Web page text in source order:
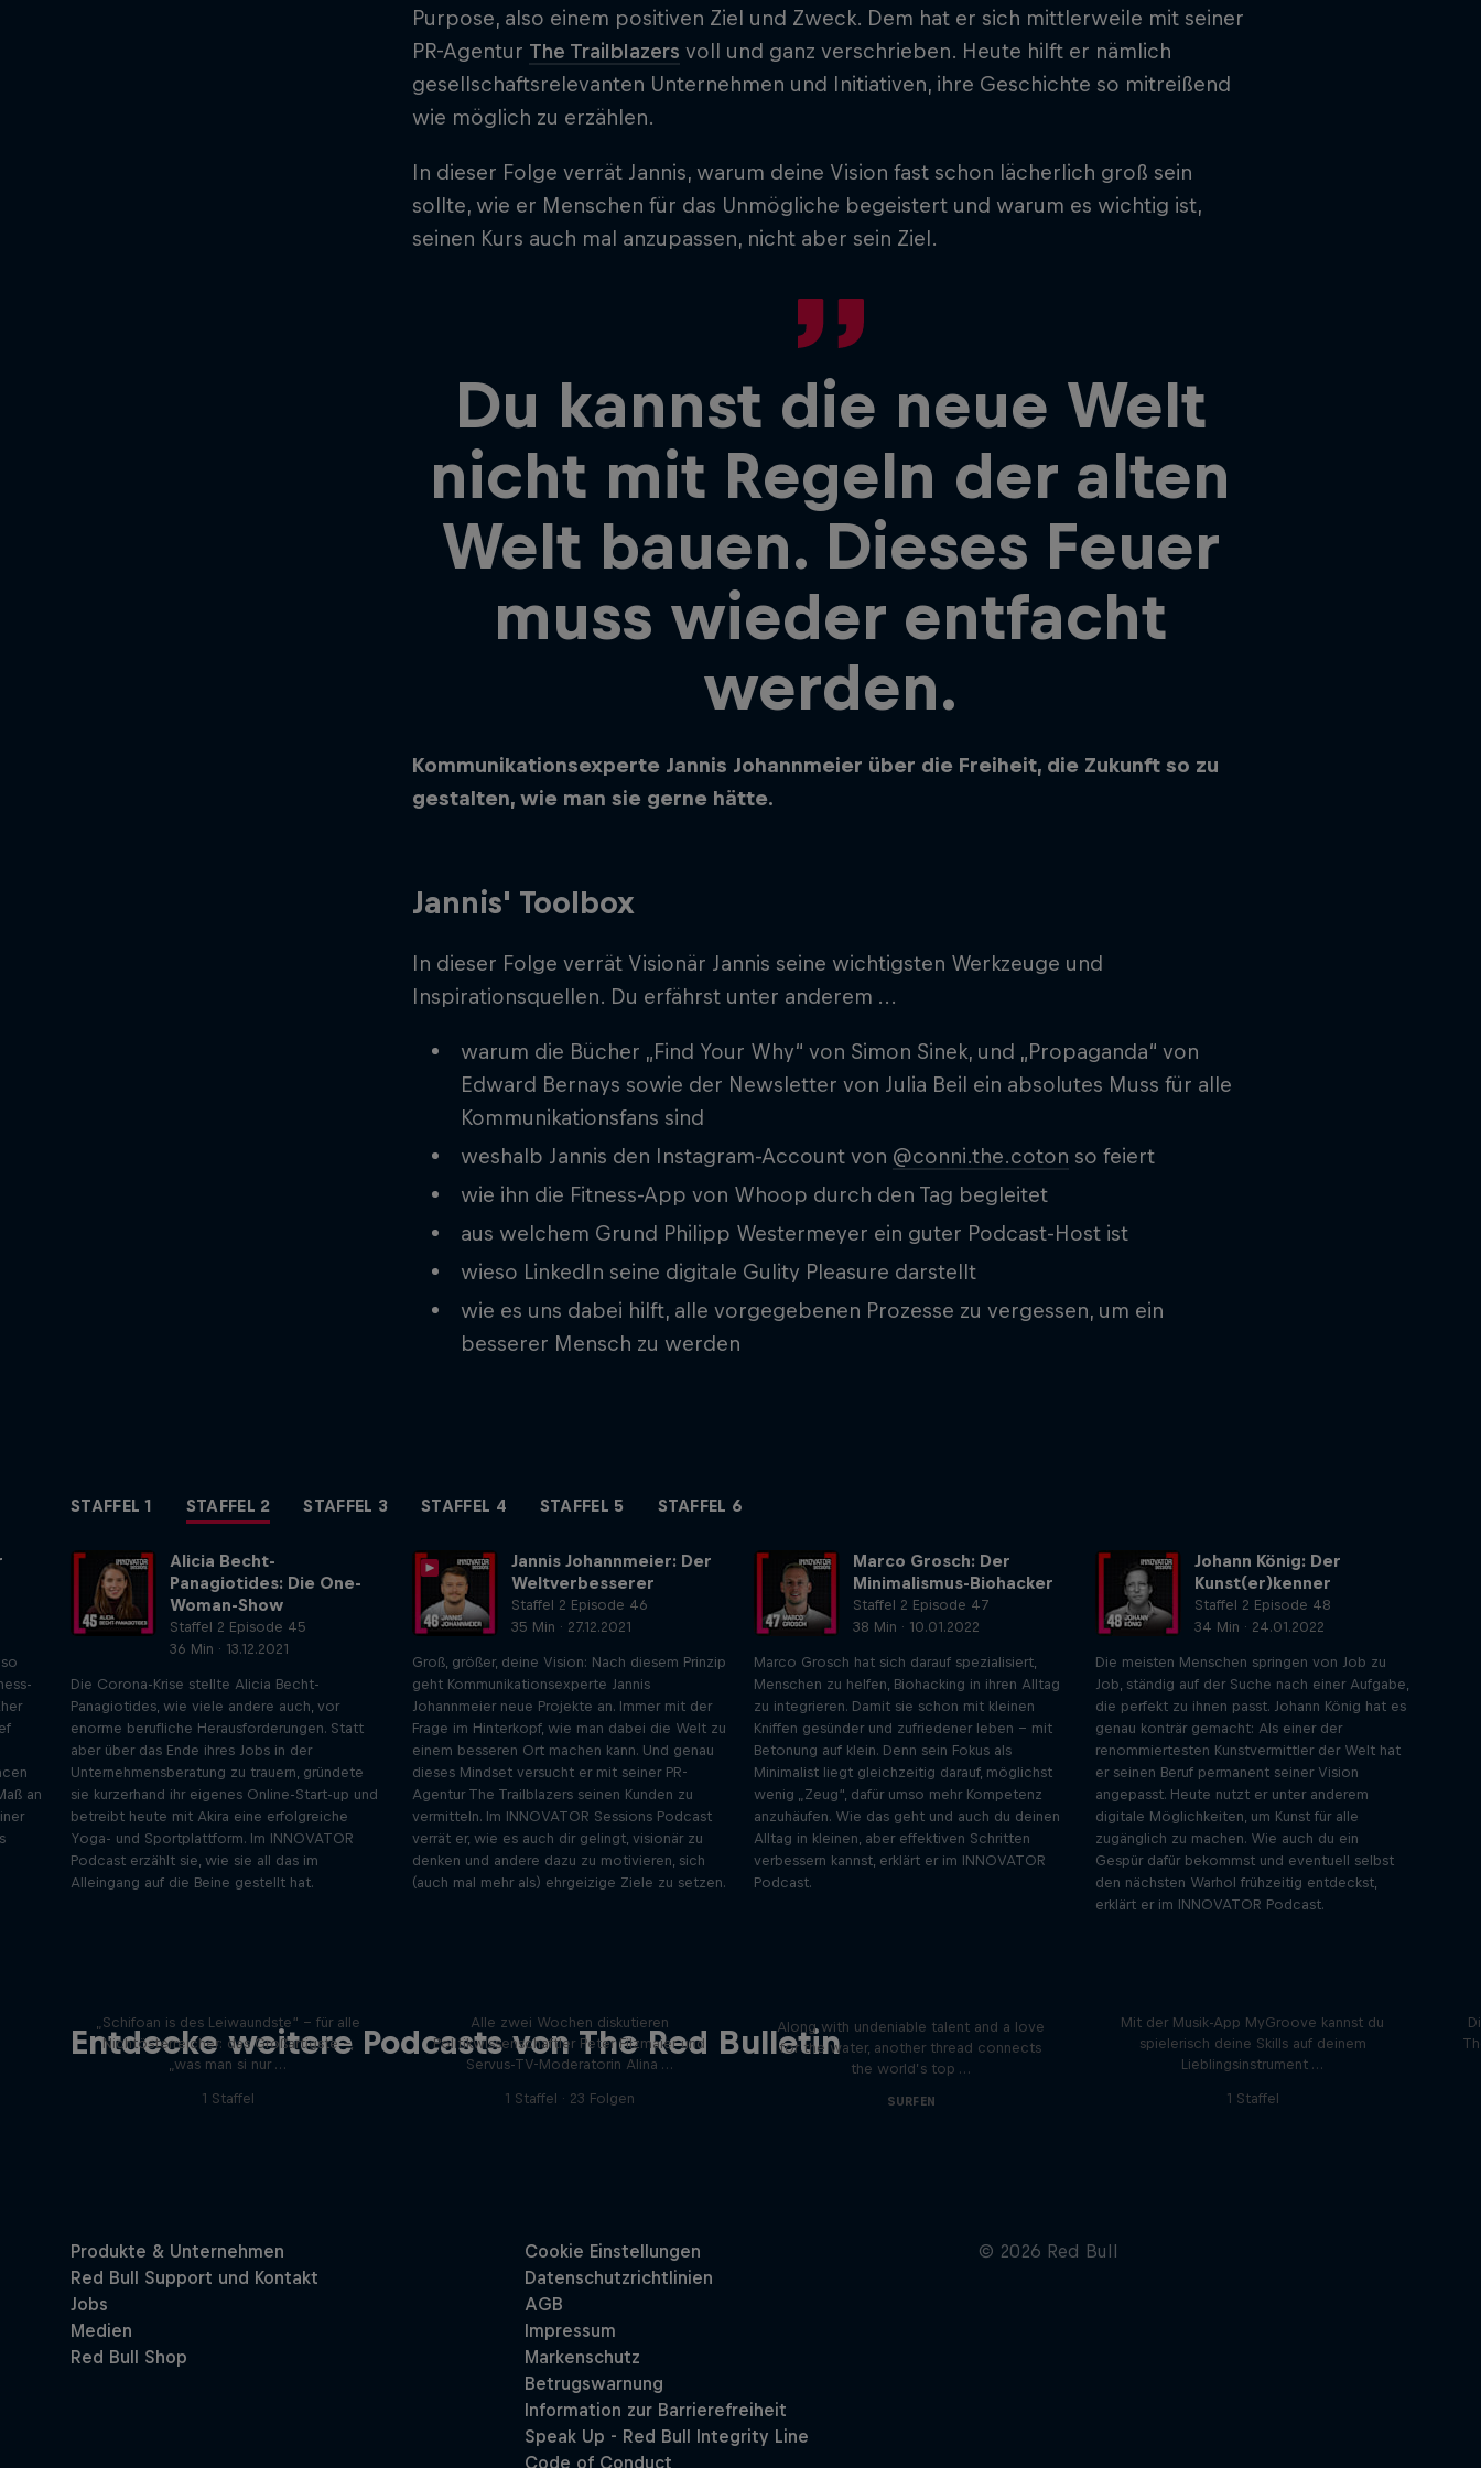
Purpose, also einem positiven Ziel und Zweck. Dem hat er sich mittlerweile mit seiner
PR-Agentur The Trailblazers voll und ganz verschrieben. Heute hilft er nämlich
gesellschaftsrelevanten Unternehmen und Initiativen, ihre Geschichte so mitreißend
wie möglich zu erzählen.
In dieser Folge verrät Jannis, warum deine Vision fast schon lächerlich groß sein
sollte, wie er Menschen für das Unmögliche begeistert und warum es wichtig ist,
seinen Kurs auch mal anzupassen, nicht aber sein Ziel.
Du kannst die neue Welt
nicht mit Regeln der alten
Welt bauen. Dieses Feuer
muss wieder entfacht
werden.
Kommunikationsexperte Jannis Johannmeier über die Freiheit, die Zukunft so zu
gestalten, wie man sie gerne hätte.
Jannis' Toolbox
In dieser Folge verrät Visionär Jannis seine wichtigsten Werkzeuge und
Inspirationsquellen. Du erfährst unter anderem ...
warum die Bücher „Find Your Why“ von Simon Sinek, und „Propaganda“ von
Edward Bernays sowie der Newsletter von Julia Beil ein absolutes Muss für alle
Kommunikationsfans sind
weshalb Jannis den Instagram-Account von @conni.the.coton so feiert
wie ihn die Fitness-App von Whoop durch den Tag begleitet
aus welchem Grund Philipp Westermeyer ein guter Podcast-Host ist
wieso LinkedIn seine digitale Gulity Pleasure darstellt
wie es uns dabei hilft, alle vorgegebenen Prozesse zu vergessen, um ein
besserer Mensch zu werden
STAFFEL 1 STAFFEL 2 STAFFEL 3 STAFFEL 4 STAFFEL 5 STAFFEL 6
an
Alicia Becht-
Panagiotides: Die One-
Woman-Show
Staffel 2 Episode 45
36 Min · 13.12.2021
Die Corona-Krise stellte Alicia Becht-
Panagiotides, wie viele andere auch, vor
enorme berufliche Herausforderungen. Statt
aber über das Ende ihres Jobs in der
Unternehmensberatung zu trauern, gründete
sie kurzerhand ihr eigenes Online-Start-up und
betreibt heute mit Akira eine erfolgreiche
Yoga- und Sportplattform. Im INNOVATOR
Podcast erzählt sie, wie sie all das im
Alleingang auf die Beine gestellt hat.
Jannis Johannmeier: Der
Weltverbesserer
Staffel 2 Episode 46
35 Min · 27.12.2021
Groß, größer, deine Vision: Nach diesem Prinzip
geht Kommunikationsexperte Jannis
Johannmeier neue Projekte an. Immer mit der
Frage im Hinterkopf, wie man dabei die Welt zu
einem besseren Ort machen kann. Und genau
dieses Mindset versucht er mit seiner PR-
Agentur The Trailblazers seinen Kunden zu
vermitteln. Im INNOVATOR Sessions Podcast
verrät er, wie es auch dir gelingt, visionär zu
denken und andere dazu zu motivieren, sich
(auch mal mehr als) ehrgeizige Ziele zu setzen.
Marco Grosch: Der
Minimalismus-Biohacker
Staffel 2 Episode 47
38 Min · 10.01.2022
Marco Grosch hat sich darauf spezialisiert,
Menschen zu helfen, Biohacking in ihren Alltag
zu integrieren. Damit sie schon mit kleinen
Kniffen gesünder und zufriedener leben – mit
Betonung auf klein. Denn sein Fokus als
Minimalist liegt gleichzeitig darauf, möglichst
wenig „Zeug“, dafür umso mehr Kompetenz
anzuhäufen. Wie das geht und auch du deinen
Alltag in kleinen, aber effektiven Schritten
verbessern kannst, erklärt er im INNOVATOR
Podcast.
Johann König: Der
Kunst(er)kenner
Staffel 2 Episode 48
34 Min · 24.01.2022
Die meisten Menschen springen von Job zu
Job, ständig auf der Suche nach einer Aufgabe,
die perfekt zu ihnen passt. Johann König hat es
genau konträr gemacht: Als einer der
renommiertesten Kunstvermittler der Welt hat
er seinen Beruf permanent seiner Vision
angepasst. Heute nutzt er unter anderem
digitale Möglichkeiten, um Kunst für alle
zugänglich zu machen. Wie auch du ein
Gespür dafür bekommst und eventuell selbst
den nächsten Warhol frühzeitig entdeckst,
erklärt er im INNOVATOR Podcast.
Entdecke weitere Podcasts von The Red Bulletin
„Schifoan is des Leiwaundste“ – für alle
Nichtösterreicher: das Großartigste –,
„was man si nur …
1 Staffel
Alle zwei Wochen diskutieren
Politikwissenschaftler Peter Filzmaier und
Servus-TV-Moderatorin Alina …
1 Staffel · 23 Folgen
Along with undeniable talent and a love
for the water, another thread connects
the world’s top …
SURFEN
Mit der Musik-App MyGroove kannst du
spielerisch deine Skills auf deinem
Lieblingsinstrument …
1 Staffel